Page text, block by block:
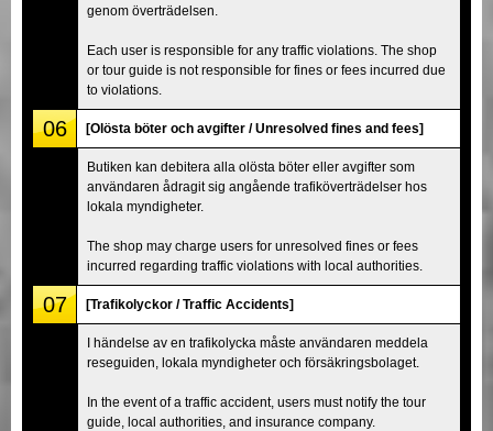
genom överträdelsen.
Each user is responsible for any traffic violations. The shop
or tour guide is not responsible for fines or fees incurred due
to violations.
06 [Olösta böter och avgifter / Unresolved fines and fees]
Butiken kan debitera alla olösta böter eller avgifter som
användaren ådragit sig angående trafiköverträdelser hos
lokala myndigheter.
The shop may charge users for unresolved fines or fees
incurred regarding traffic violations with local authorities.
07 [Trafikolyckor / Traffic Accidents]
I händelse av en trafikolycka måste användaren meddela
reseguiden, lokala myndigheter och försäkringsbolaget.
In the event of a traffic accident, users must notify the tour
guide, local authorities, and insurance company.